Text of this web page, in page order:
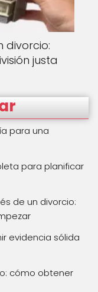
divorcio:
justa
para una
para planificar
de un divorcio:
evidencia sólida
cómo obtener